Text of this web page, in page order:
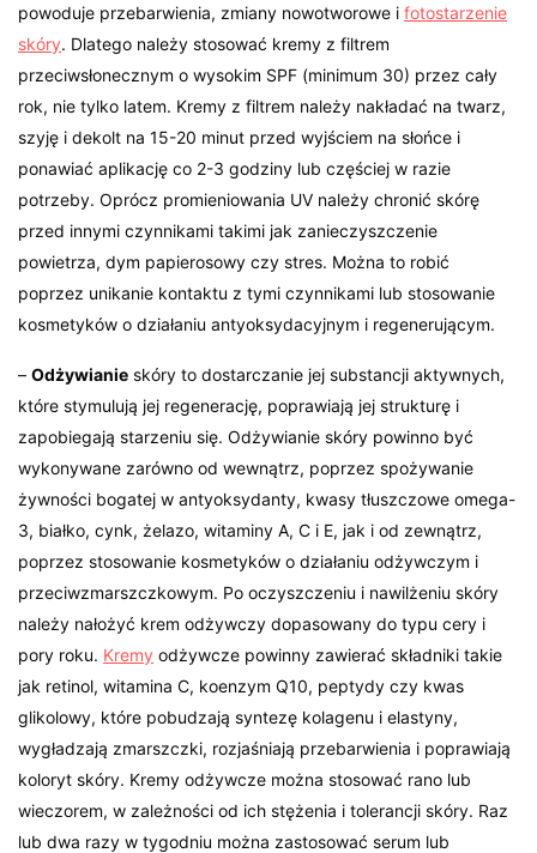
powoduje przebarwienia, zmiany nowotworowe ifotostarzenie
skóry. Dlatego należy stosować kremy z filtrem
przeciwsłonecznym o wysokim SPF (minimum 30) przez cały
rok, nie tylko latem. Kremy z filtrem należy nakładać na twarz,
szyję i dekolt na 15-20 minut przed wyjściem na słońce i
ponawiać aplikację co 2-3 godziny lub częściej w razie
potrzeby. Oprócz promieniowania UV należy chronić skórę
przed innymi czynnikami takimi jak zanieczyszczenie
powietrza, dym papierosowy czy stres. Można to robić
poprzez unikanie kontaktu z tymi czynnikami lub stosowanie
kosmetyków o działaniu antyoksydacyjnym i regenerującym.
–Odżywianie skóry to dostarczanie jej substancji aktywnych,
które stymulują jej regenerację, poprawiają jej strukturę i
zapobiegają starzeniu się. Odżywianie skóry powinno być
wykonywane zarówno od wewnątrz, poprzez spożywanie
żywności bogatej w antyoksydanty, kwasy tłuszczowe omega-
3, białko, cynk, żelazo, witaminy A, C i E, jak i od zewnątrz,
poprzez stosowanie kosmetyków o działaniu odżywczym i
przeciwzmarszczkowym. Po oczyszczeniu i nawilżeniu skóry
należy nałożyć krem odżywczy dopasowany do typu cery i
pory roku. Kremy odżywcze powinny zawierać składniki takie
jak retinol, witamina C, koenzym Q10, peptydy czy kwas
glikolowy, które pobudzają syntezę kolagenu i elastyny,
wygładzają zmarszczki, rozjaśniają przebarwienia i poprawiają
koloryt skóry. Kremy odżywcze można stosować rano lub
wieczorem, w zależności od ich stężenia i tolerancji skóry. Raz
lub dwa razy w tygodniu można zastosować serum lub